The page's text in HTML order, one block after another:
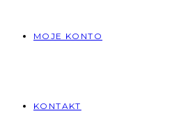
MOJE KONTO
KONTAKT